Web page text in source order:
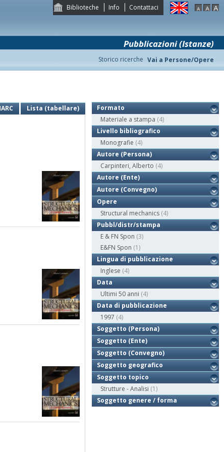
Biblioteche Info Contattaci
Storico ricerche
Pubblicazioni (Istanze)
Vai a Persone/Opere
Lista (tabellare)
Formato
Materiale a stampa (4)
Livello bibliografico
Monografie (4)
Autore (Persona)
Carpinteri, Alberto (4)
Autore (Ente)
Autore (Convegno)
Opere
Structural mechanics (4)
Pubbl/distr/stampa
E & FN Spon (3)
E&FN Spon (1)
Lingua di pubblicazione
Inglese (4)
Data
Ultimi 50 anni (4)
Data di pubblicazione
1997 (4)
Soggetto (Persona)
Soggetto (Ente)
Soggetto (Convegno)
Soggetto geografico
Soggetto topico
Strutture - Analisi (1)
Soggetto genere / forma